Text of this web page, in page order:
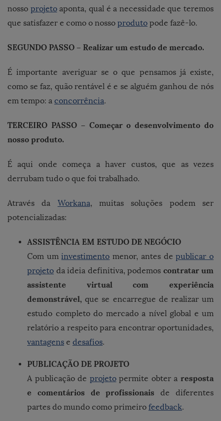
nosso projetoaponta, qual é a necessidade que teremos
que satisfazer e como o nosso produto pode fazê-lo.
SEGUNDO PASSO – Realizar um estudo de mercado.
É importante averiguar se o que pensamos já existe,
como se faz, quão rentável é e se alguém ganhou de nós
em tempo: a concorrência.
TERCEIRO PASSO – Começar o desenvolvimento do
nosso produto.
É aqui onde começa a haver custos, que as vezes
derrubam tudo o que foi trabalhado.
Através da Workana, muitas soluções podem ser
potencializadas:
ASSISTÊNCIA EM ESTUDO DE NEGÓCIO
Com uminvestimento menor, antes depublicar o
projeto da ideia definitiva, podemos contratar um
assistente virtual com experiência
demonstrável, que se encarregue de realizar um
estudo completo do mercado a nível global e um
relatório a respeito para encontrar oportunidades,
vantagens e desafios.
PUBLICAÇÃO DE PROJETO
A publicação de projetopermite obter aresposta
e comentários de profissionais de diferentes
partes do mundo como primeiro feedback.